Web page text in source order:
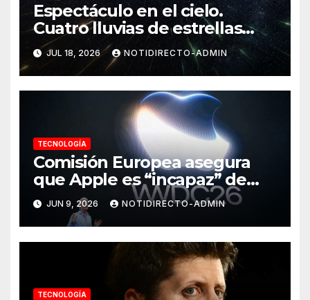
Espectáculo en el cielo.
Cuatro lluvias de estrellas
llegarán a su punto máximo
al mismo tiempo
JUL 18, 2026 NOTIDIRECTO-ADMIN
TECNOLOGÍA
Comisión Europea asegura
que Apple es “incapaz” de
crear una IA compatible con
sus normas
JUN 9, 2026 NOTIDIRECTO-ADMIN
TECNOLOGÍA